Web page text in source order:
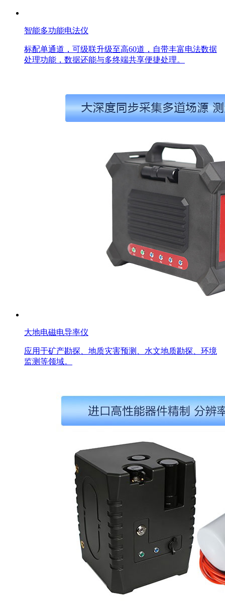
智能多功能电法仪
标配单通道，可级联升级至高60道，自带丰富电法数据
处理功能，数据还能与多终端共享便捷处理。
大地电磁电导率仪
应用于矿产勘探、地质灾害预测、水文地质勘探、环境
监测等领域。